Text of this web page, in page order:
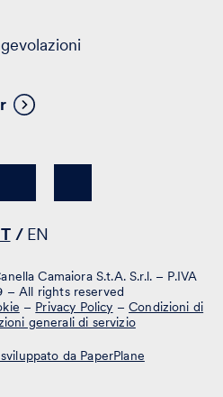
EN
Camaiora S.t.A. S.r.l. – P.IVA
– All rights reserved
– Privacy Policy –Condizioni di
generali di servizio
da PaperPlane